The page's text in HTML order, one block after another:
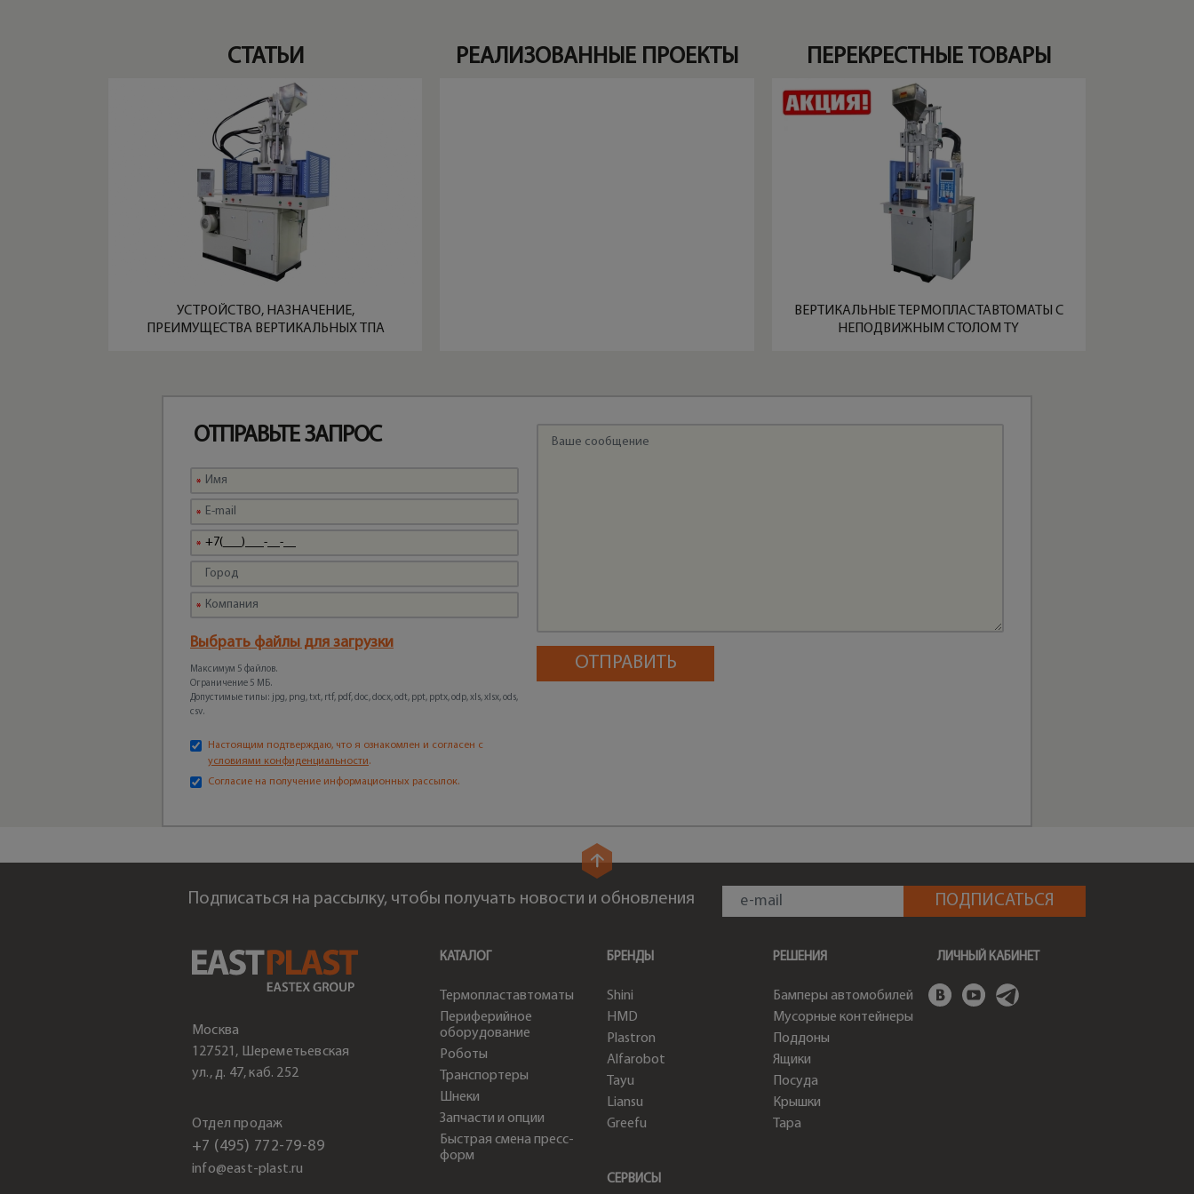
СТАТЬИ
УСТРОЙСТВО, НАЗНАЧЕНИЕ,
ПРЕИМУЩЕСТВА ВЕРТИКАЛЬНЫХ ТПА
РЕАЛИЗОВАННЫЕ ПРОЕКТЫ ПЕРЕКРЕСТНЫЕ ТОВАРЫ
ВЕРТИКАЛЬНЫЕ ТЕРМОПЛАСТАВТОМАТЫ С
НЕПОДВИЖНЫМ СТОЛОМ TY
ОТПРАВЬТЕ ЗАПРОС
Выбрать файлы для загрузки
Максимум 5 файлов.
Ограничение 5 МБ.
Допустимые типы: jpg, png, txt, rtf, pdf, doc, docx, odt, ppt, pptx, odp, xls, xlsx, ods,
csv.
Настоящим подтверждаю, что я ознакомлен и согласен с
условиями конфиденциальности.
Согласие на получение информационных рассылок.
Подписаться на рассылку, чтобы получать новости и обновления
Москва
127521, Шереметьевская
ул., д. 47, каб. 252
Отдел продаж
+7 (495) 772-79-89
info@east-plast.ru
КАТАЛОГ
Термопластавтоматы
Периферийное
оборудование
Роботы
Транспортеры
Шнеки
Запчасти и опции
Быстрая смена пресс-
форм
БРЕНДЫ
Shini
HMD
Plastron
Alfarobot
Tayu
Liansu
Greefu
СЕРВИСЫ
РЕШЕНИЯ
Бамперы автомобилей
Мусорные контейнеры
Поддоны
Ящики
Посуда
Крышки
Тара
ЛИЧНЫЙ КАБИНЕТ